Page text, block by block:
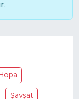
Hopa
Şavşat